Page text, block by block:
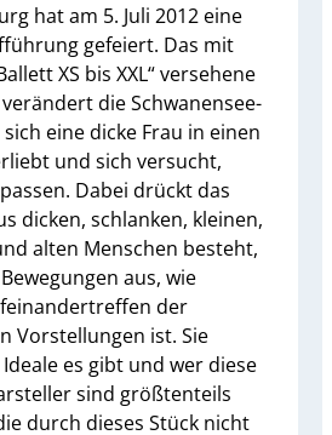
hat am 5. Juli 2012 eine
gefeiert. Das mit
XS bis XXL“ versehene
die Schwanensee-
eine dicke Frau in einen
und sich versucht,
Dabei drückt das
dicken, schlanken, kleinen,
alten Menschen besteht,
aus, wie
der
Vorstellungen ist. Sie
es gibt und wer diese
sind größtenteils
durch dieses Stück nicht